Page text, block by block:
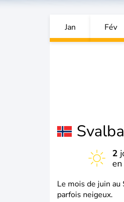
Jan Fév
2
Le mois de juin
parfois neigeux.